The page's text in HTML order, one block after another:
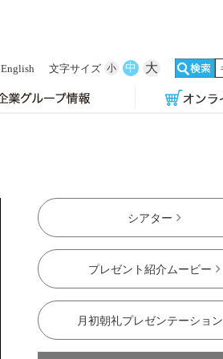
English 文字サイズ 小 中 大
シアター
プレゼント紹介ムービー
月初朝礼プレゼンテーション